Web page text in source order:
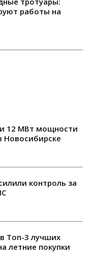
работы на
12 МВт мощности
Новосибирске
контроль за
Топ-3 лучших
летние покупки